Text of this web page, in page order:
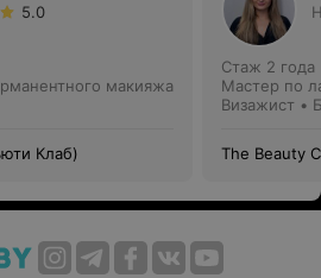
5.0
макияжа
Клаб)
Стаж 2 года
Мастер по
Визажист •
The Beauty